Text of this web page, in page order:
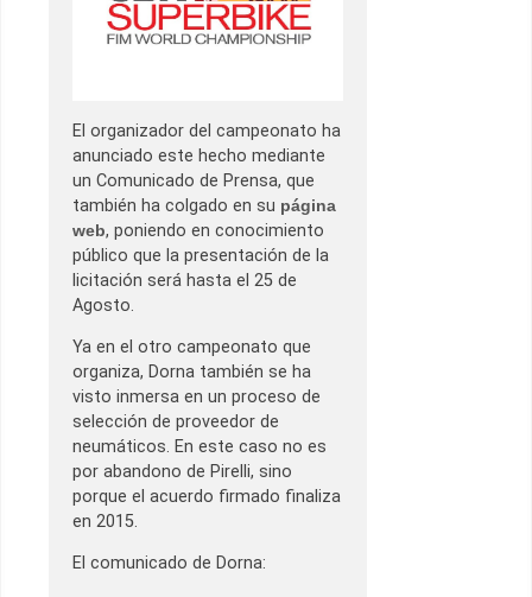
El organizador del campeonato ha
anunciado este hecho mediante
un Comunicado de Prensa, que
también ha colgado en su página
web, poniendo en conocimiento
público que la presentación de la
licitación será hasta el 25 de
Agosto.
Ya en el otro campeonato que
organiza, Dorna también se ha
visto inmersa en un proceso de
selección de proveedor de
neumáticos. En este caso no es
por abandono de Pirelli, sino
porque el acuerdo firmado finaliza
en 2015.
El comunicado de Dorna: